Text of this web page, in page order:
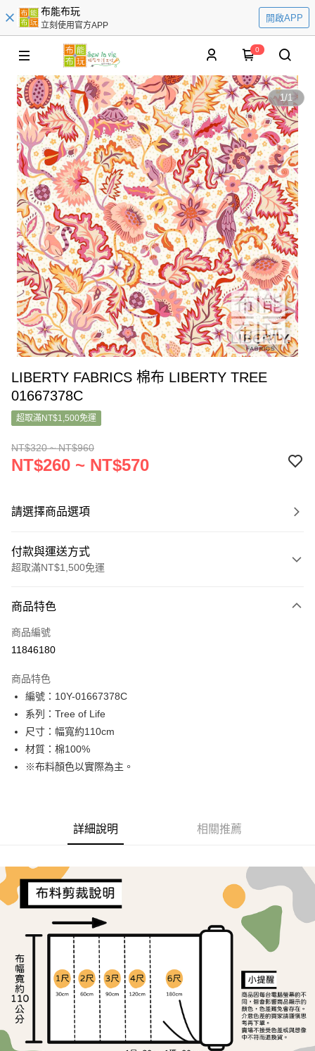
布能布玩
立刻使用官方APP
開啟APP
0
1/1
LIBERTY FABRICS 棉布 LIBERTY TREE
01667378C
超取滿NT$1,500免運
NT$320 ~ NT$960
NT$260 ~ NT$570
請選擇商品選項
付款與運送方式
超取滿NT$1,500免運
信用卡一次付款
超商取貨付款
Apple Pay
街口支付
Google Pay
AFTEE先享後付
１．簡單：不需註冊會員、不需綁卡、不需儲值。
３．安心：先確認商品／服務後，再付款。
【「AFTEE先享後付」結帳流程】
１．於結帳方式選擇「AFTEE先享後付」後，將跳轉至「AFTEE先享後付」
結帳頁面，進行簡訊認證並確認金額後，即可完成結帳。
２．訂單成立數日內，您將收到繳費通知簡訊。
３．收到繳費通知簡訊後14天內，點擊此簡訊中的連結，可透過四大超商／
ATM／網路銀行／等多元方式進行付款，方視為交易完成。
※ 請注意：結帳手續完成當下不需立刻繳費，但若您需要取消訂單，請聯絡
購買商品的店家。未經商家同意取消之訂單仍視為有效，需透過AFTEE先享
後付繳納相關費用。
※ 交易是否成功請以「AFTEE先享後付 」之結帳頁面顯示為準，若有關於
是否繳費成功／繳費後需取消欲退款等相關疑問，請聯繫「AFTEE先享後付
客戶支援中心」 https://netprotections.freshdesk.com/support/home
全家取貨付款
每筆NT$65，滿NT$1,500(含以上)免運費
每筆NT$65，滿NT$1,500(含以上)免運費
宅配
每筆NT$150，滿NT$1,500(含以上)免運費
離島宅配
每筆NT$240
商品特色
商品編號
11846180
商品特色
編號：10Y-01667378C
系列：Tree of Life
尺寸：幅寬約110cm
材質：棉100%
※布料顏色以實際為主。
詳細說明 相關推薦